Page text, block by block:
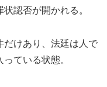
認否が開かれる。
だけあり、法廷は人で
ている状態。